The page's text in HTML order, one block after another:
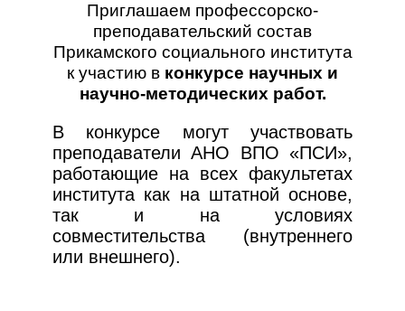
Приглашаем профессорско-
преподавательский состав
Прикамского социального института
к участию в конкурсе научных и
научно-методических работ.
В конкурсе могут участвовать
преподаватели АНО ВПО «ПСИ»,
работающие на всех факультетах
института как на штатной основе,
так и на условиях
совместительства (внутреннего
или внешнего).